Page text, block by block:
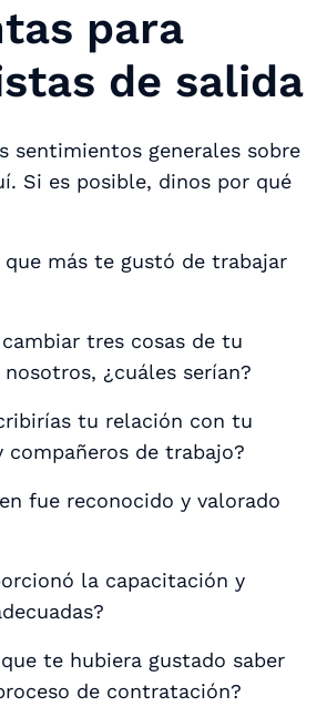
para
de salida
sentimientos generales sobre
Si es posible, dinos por qué
que más te gustó de trabajar
tres cosas de tu
¿cuáles serían?
tu relación con tu
compañeros de trabajo?
fue reconocido y valorado
la capacitación y
que te hubiera gustado saber
de contratación?